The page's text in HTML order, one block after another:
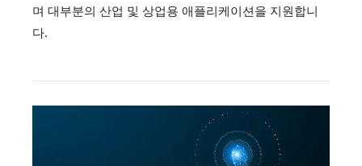
며 대부분의 산업 및 상업용 애플리케이션을 지원합니
다.